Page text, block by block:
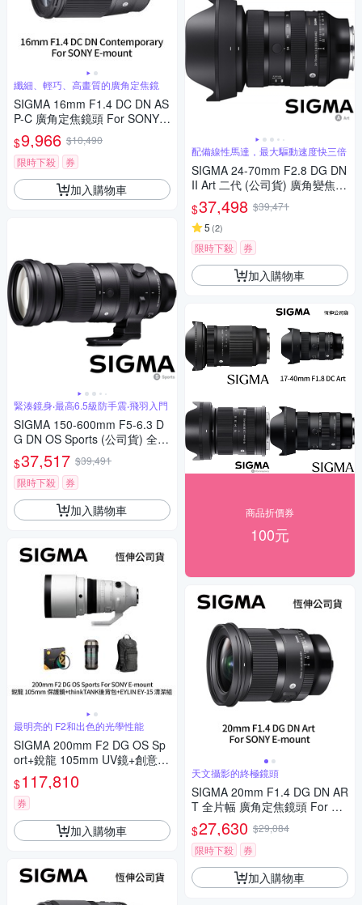
纖細、輕巧、高畫質的廣角定焦鏡
SIGMA 16mm F1.4 DC DN AS
P-C 廣角定焦鏡頭 For SONY E
-mount (公司貨)
$9,966 $10,490
限時下殺
券
加入購物車
緊湊鏡身‧最高6.5級防手震‧飛羽入門
SIGMA 150-600mm F5-6.3 D
G DN OS Sports (公司貨) 全片
幅微單眼鏡頭 超望遠變焦鏡頭
飛羽攝影 拍鳥
$37,517 $39,491
限時下殺
券
加入購物車
最明亮的 F2和出色的光學性能
SIGMA 200mm F2 DG OS Sp
ort+銳龍 105mm UV鏡+創意坦
克 DarkLight 14L 後背包+EYLI
N EY-15清潔組 For SONY E-m
ount (公司貨)
$117,810
券
加入購物車
配備線性馬達，最大驅動速度快三倍
SIGMA 24-70mm F2.8 DG DN
II Art 二代 (公司貨) 廣角變焦鏡
頭 全片幅無反微單眼鏡頭 旅遊
鏡 大三元
$37,498 $39,471
5 (2)
限時下殺 券
加入購物車
商品折價券
100元
天文攝影的終極鏡頭
SIGMA 20mm F1.4 DG DN AR
T 全片幅 廣角定焦鏡頭 For SO
NY E-mount (公司貨)
$27,630 $29,084
限時下殺
券
加入購物車